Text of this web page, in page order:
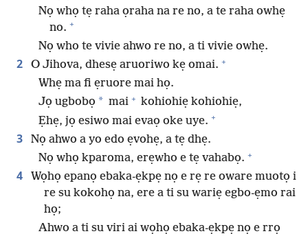
Nọ whọ tẹ raha ọraha na re no, a te raha owhẹ
no. +
Nọ who te vivie ahwo re no, a ti vivie owhẹ.
2 O Jihova, dhesẹ aruoriwo kẹ omai. +
Whẹ ma fi ẹruore mai họ.
Jọ ugbobọ * mai + kohiohiẹ kohiohiẹ,
Ẹhẹ, jọ esiwo mai evaọ oke uye. +
3
Nọ ahwo a yo edo ẹvohẹ, a tẹ dhẹ.
Nọ whọ kparoma, erẹwho e tẹ vahabọ. +
4
Wọhọ epanọ ebaka-ẹkpẹ nọ e rẹ re oware muotọ i
re su kokohọ na, ere a ti su wariẹ egbo-ẹmo rai
họ;
Ahwo a ti su viri ai wọhọ ebaka-ẹkpẹ nọ e rrọ